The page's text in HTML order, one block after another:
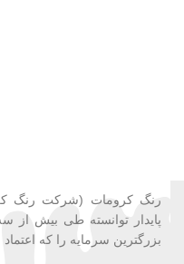
رنگ کرومات (شرکت رنگ
پایدار توانسته طی بیش از
بزرگترین سرمایه را که